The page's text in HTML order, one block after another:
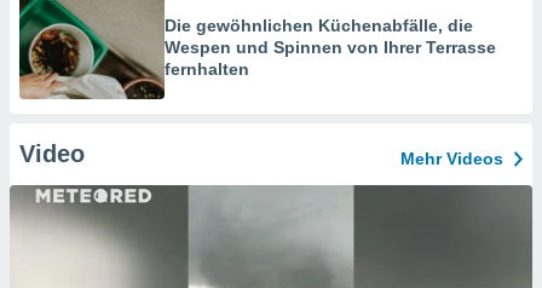
Die gewöhnlichen Küchenabfälle, die
Wespen und Spinnen von Ihrer Terrasse
fernhalten
Video Mehr Videos